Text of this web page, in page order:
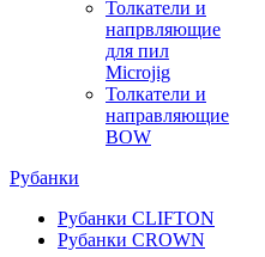
Толкатели и
напрвляющие
для пил
Microjig
Толкатели и
направляющие
BOW
Рубанки
Рубанки CLIFTON
Рубанки CROWN